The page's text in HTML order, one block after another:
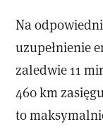
Na
uzupełnienie
zaledwie 11
460 km
to